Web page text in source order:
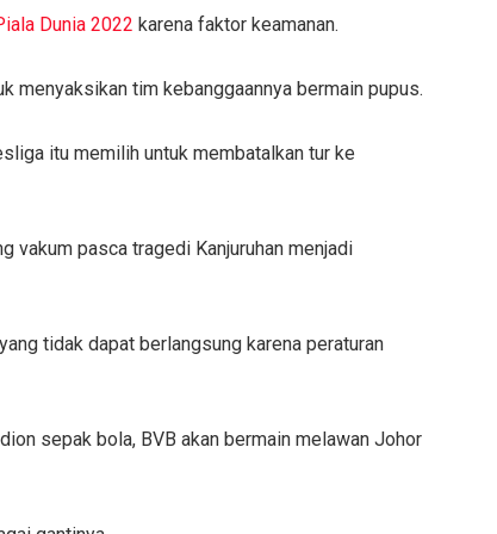
Dunia 2022 karena faktor keamanan.
menyaksikan tim kebanggaannya bermain pupus.
itu memilih untuk membatalkan tur ke
vakum pasca tragedi Kanjuruhan menjadi
tidak dapat berlangsung karena peraturan
sepak bola, BVB akan bermain melawan Johor